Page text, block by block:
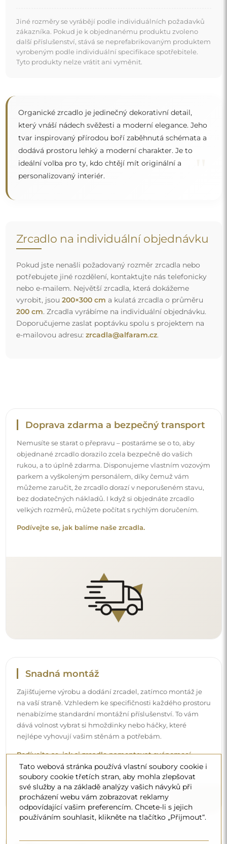
Jiné rozměry se vyrábějí podle individuálních požadavků
zákazníka. Pokud je k objednanému produktu zvoleno
další příslušenství, stává se neprefabrikovaným produktem
vyrobeným podle individuální specifikace spotřebitele.
Tyto produkty nelze vrátit ani vyměnit.
Organické zrcadlo je jedinečný dekorativní detail,
který vnáší nádech svěžesti a moderní elegance. Jeho
tvar inspirovaný přírodou boří zaběhnutá schémata a
dodává prostoru lehký a moderní charakter. Je to
ideální volba pro ty, kdo chtějí mít originální a
personalizovaný interiér.
Zrcadlo na individuální objednávku
Pokud jste nenašli požadovaný rozměr zrcadla nebo
potřebujete jiné rozdělení, kontaktujte nás telefonicky
nebo e-mailem. Největší zrcadla, která dokážeme
vyrobit, jsou 200×300 cm a kulatá zrcadla o průměru
200 cm. Zrcadla vyrábíme na individuální objednávku.
Doporučujeme zaslat poptávku spolu s projektem na
e-mailovou adresu: zrcadla@alfaram.cz.
Doprava zdarma a bezpečný transport
Nemusíte se starat o přepravu – postaráme se o to, aby
objednané zrcadlo dorazilo zcela bezpečně do vašich
rukou, a to úplně zdarma. Disponujeme vlastním vozovým
parkem a vyškoleným personálem, díky čemuž vám
můžeme zaručit, že zrcadlo dorazí v neporušeném stavu,
bez dodatečných nákladů. I když si objednáte zrcadlo
velkých rozměrů, můžete počítat s rychlým doručením.
Podívejte se, jak balíme naše zrcadla.
Snadná montáž
Zajišťujeme výrobu a dodání zrcadel, zatímco montáž je
na vaší straně. Vzhledem ke specifičnosti každého prostoru
nenabízíme standardní montážní příslušenství. To vám
dává volnost vybrat si hmoždinky nebo háčky, které
nejlépe vyhovují vašim stěnám a potřebám.
Podívejte se, jak si zrcadlo namontovat svépomocí.
Tato webová stránka používá vlastní soubory cookie i
soubory cookie třetích stran, aby mohla zlepšovat
své služby a na základě analýzy vašich návyků při
procházení webu vám zobrazovat reklamy
odpovídající vašim preferencím. Chcete-li s jejich
používáním souhlasit, klikněte na tlačítko „Přijmout“.